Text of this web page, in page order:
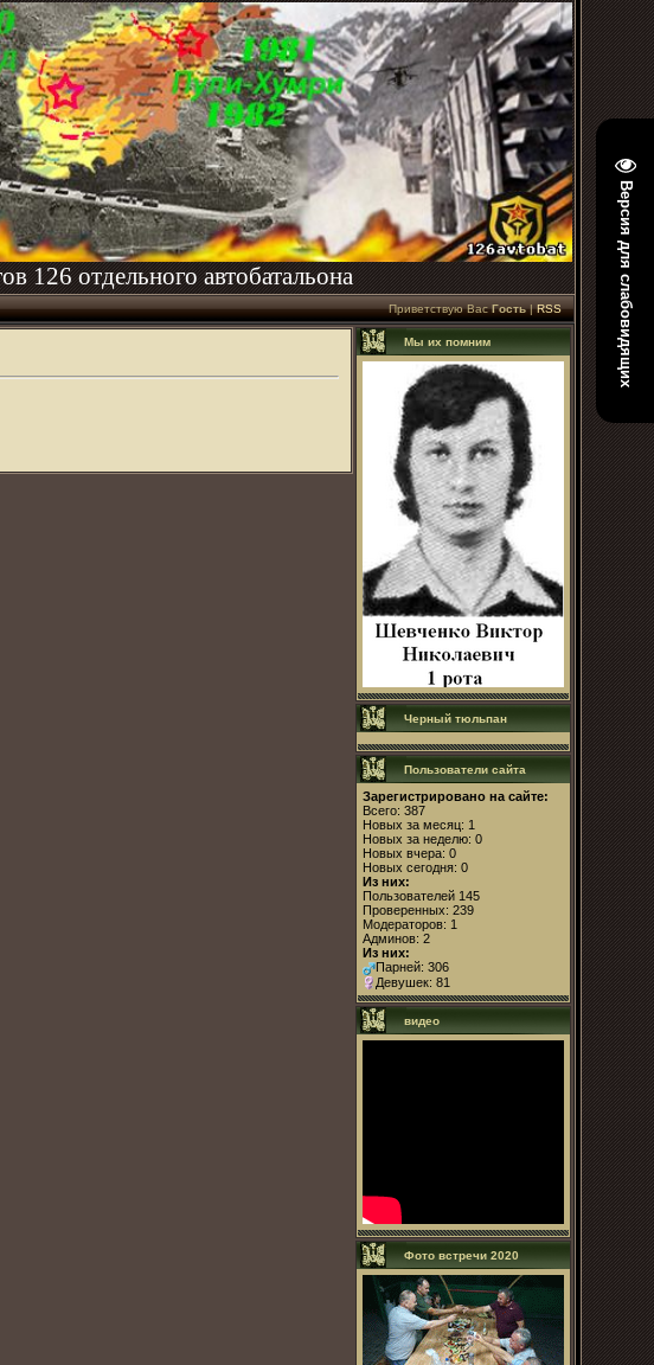
Версия для слабовидящих
126 отдельного автобатальона
Приветствую Вас Гость|RSS
Мы их помним
Черный тюльпан
Пользователи сайта
Зарегистрировано на сайте:
Всего: 387
Новых за месяц: 1
Новых за неделю: 0
Новых вчера: 0
Новых сегодня: 0
Из них:
Пользователей 145
Проверенных: 239
Модераторов: 1
Админов: 2
Из них:
Парней: 306
Девушек: 81
видео
Фото встречи 2020